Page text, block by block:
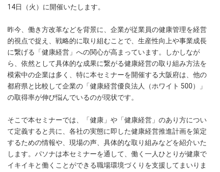
14日（火）に開催いたします。
昨今、働き方改革などを背景に、企業が従業員の健康管理を経営
的視点で捉え、戦略的に取り組むことで、生産性向上や事業成長
に繋げる「健康経営」への関心が高まっています。しかしなが
ら、依然として具体的な成果に繋がる健康経営の取り組み方法を
模索中の企業は多く、特に本セミナーを開催する大阪府は、他の
都府県と比較して企業の「健康経営優良法人（ホワイト 500）」
の取得率が伸び悩んでいるのが現状です。
そこで本セミナーでは、「健康」や「健康経営」のあり方につい
て定義すると共に、各社の実態に即した健康経営推進計画を策定
するための情報や、現場の声、具体的な取り組みなどを紹介いた
します。パソナは本セミナーを通して、働く一人ひとりが健康で
イキイキと働くことができる職場環境づくりを支援してまいりま